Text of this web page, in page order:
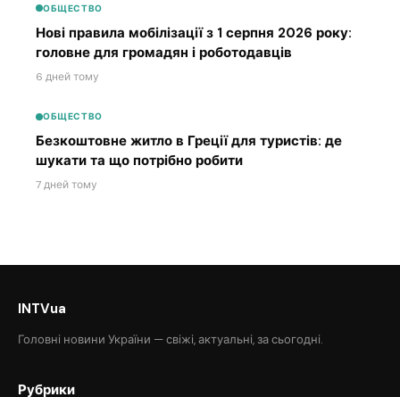
ОБЩЕСТВО
Нові правила мобілізації з 1 серпня 2026 року:
головне для громадян і роботодавців
6 дней тому
ОБЩЕСТВО
Безкоштовне житло в Греції для туристів: де
шукати та що потрібно робити
7 дней тому
INTVua
Головні новини України — свіжі, актуальні, за сьогодні.
Рубрики